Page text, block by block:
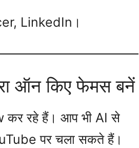
LinkedIn।
ऑन किए फेमस बनें
कर रहे हैं। आप भी AI से
पर चला सकते हैं।